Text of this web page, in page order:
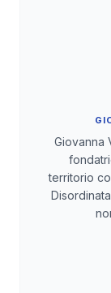
Giovanna
territorio